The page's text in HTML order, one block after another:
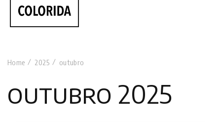
Home 2025 outubro
outubro 2025